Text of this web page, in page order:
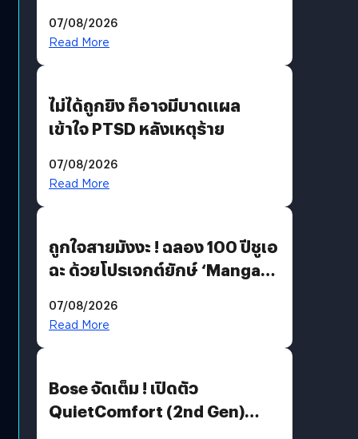
07/08/2026
Read More
ไม่ได้ถูกยิง ก็อาจมีบาดแผล
เข้าใจ PTSD หลังเหตุร้าย
07/08/2026
Read More
ถูกใจสายมังงะ ! ฉลอง 100 ปีชูเอ
ฉะ ด้วยโปรเจกต์ยักษ์ ‘Manga
มีภาษาไทยด้วย
07/08/2026
Read More
Bose จัดเต็ม ! เปิดตัว
QuietComfort (2nd Gen)